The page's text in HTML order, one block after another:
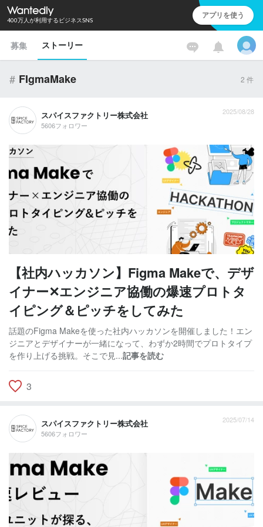
400万人が利用するビジネスSNS アプリを使う
募集 ストーリー
# FIgmaMake 2 件
スパイスファクトリー株式会社
5606フォロワー
2025/08/28
【社内ハッカソン】Figma Makeで、デザ
イナー✕エンジニア協働の爆速プロトタ
イピング＆ピッチをしてみた
話題のFigma Makeを使った社内ハッカソンを開催しました！エン
ジニアとデザイナーが一緒になって、わずか2時間でプロトタイプ
を作り上げる挑戦。そこで見...記事を読む
3
スパイスファクトリー株式会社
5606フォロワー
2025/07/14